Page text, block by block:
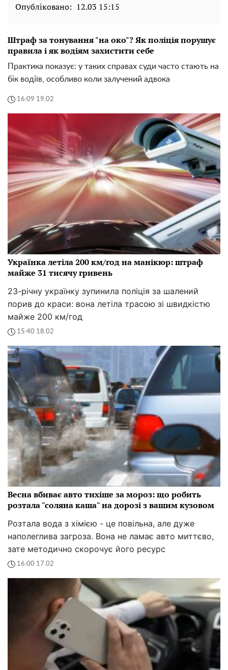
Опубліковано: 12.03 15:15
Штраф за тонування "на око"? Як поліція порушує
правила і як водіям захистити себе
Практика показує: у таких справах суди часто стають на
бік водіїв, особливо коли залучений адвока
16:09 19.02
Українка летіла 200 км/год на манікюр: штраф
майже 31 тисячу гривень
23-річну українку зупинила поліція за шалений
порив до краси: вона летіла трасою зі швидкістю
майже 200 км/год
15:40 18.02
Весна вбиває авто тихіше за мороз: що робить
розтала "соляна каша" на дорозі з вашим кузовом
Розтала вода з хімією - це повільна, але дуже
наполеглива загроза. Вона не ламає авто миттєво,
зате методично скорочує його ресурс
16:00 17.02